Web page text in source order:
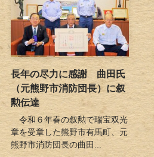
長年の尽力に感謝 曲田氏
（元熊野市消防団長）に叙
勲伝達
令和６年春の叙勲で瑞宝双光
章を受章した熊野市有馬町、元
熊野市消防団長の曲田...